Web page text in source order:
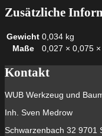
Zusätzliche
Gewicht 0,034 kg
Maße
0,027 × 0,075
Kontakt
WUB Werkzeug und
Inh. Sven Medrow
Schwarzenbach 32 9701